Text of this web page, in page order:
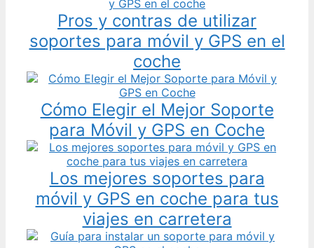
Pros y contras de utilizar
soportes para móvil y GPS en el
coche
Cómo Elegir el Mejor Soporte
para Móvil y GPS en Coche
Los mejores soportes para
móvil y GPS en coche para tus
viajes en carretera